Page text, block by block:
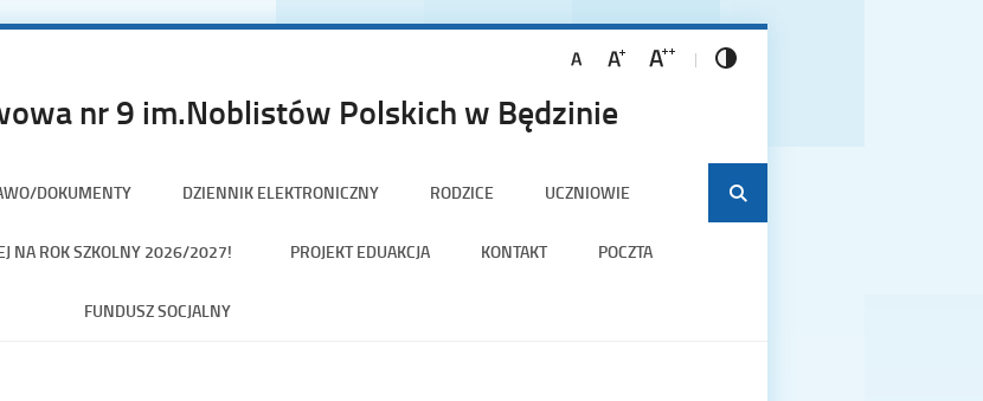
nr 9 im.Noblistów Polskich w Będzinie
DOKUMENTY DZIENNIK ELEKTRONICZNY RODZICE UCZNIOWIE
NA ROK SZKOLNY 2026/2027! PROJEKT EDUAKCJA KONTAKT POCZTA
FUNDUSZ SOCJALNY